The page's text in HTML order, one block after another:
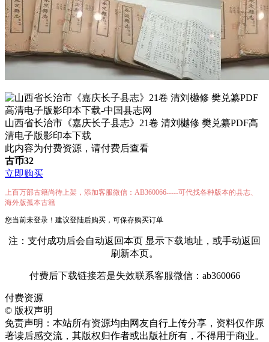
山西省长治市《嘉庆长子县志》21卷 清刘樾修 樊兑纂PDF高
清电子版影印本下载
此内容为付费资源，请付费后查看
古币32
立即购买
上百万部古籍尚待上架，添加客服微信：AB360066-----可代找各种版本的县志、
海外版孤本古籍
您当前未登录！建议登陆后购买，可保存购买订单
注：支付成功后会自动返回本页 显示下载地址，或手动返回
刷新本页。
付费后下载链接若是失效联系客服微信：ab360066
付费资源
© 版权声明
免责声明：本站所有资源均由网友自行上传分享，资料仅作原
著读后感交流，其版权归作者或出版社所有，不得用于商业。